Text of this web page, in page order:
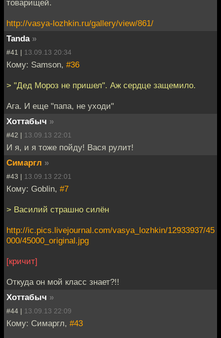
товарищей.
http://vasya-lozhkin.ru/gallery/view/861/
Tanda »
#41 | 13.09.13 20:34
Кому: Samson, #36
> "Дед Мороз не пришел". Аж сердце защемило.
Ага. И еще "папа, не уходи"
Хоттабыч »
#42 | 13.09.13 22:01
И я, и я тоже пойду! Вася рулит!
Симаргл »
#43 | 13.09.13 22:01
Кому: Goblin, #7
> Василий страшно силён
http://ic.pics.livejournal.com/vasya_lozhkin/12933937/45
000/45000_original.jpg
[кричит]
Откуда он мой класс знает?!!
Хоттабыч »
#44 | 13.09.13 22:09
Кому: Симаргл, #43